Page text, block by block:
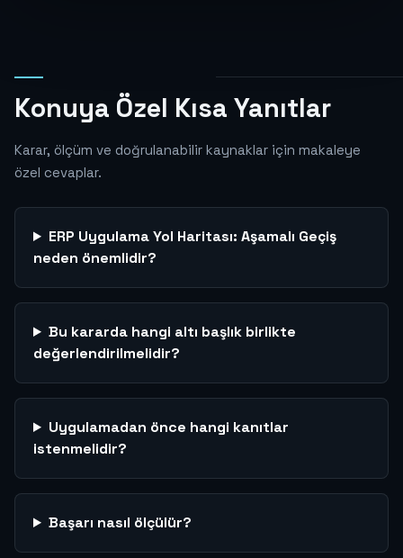
Konuya Özel Kısa Yanıtlar
Karar, ölçüm ve doğrulanabilir kaynaklar için makaleye
özel cevaplar.
ERP Uygulama Yol Haritası: Aşamalı Geçiş
neden önemlidir?
Bu kararda hangi altı başlık birlikte
değerlendirilmelidir?
Uygulamadan önce hangi kanıtlar
istenmelidir?
Başarı nasıl ölçülür?